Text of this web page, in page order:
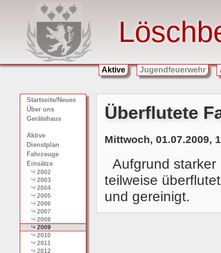
Aktive Jugendfeuerwehr
Startseite/Neues
Über uns
Gerätehaus
Aktive
Dienstplan
Fahrzeuge
Einsätze
2002
2003
2004
2005
2006
2007
2008
2009
2010
2011
2012
Überflutete
Mittwoch, 01.07.2009,
Aufgrund
teilweise
und gereinigt.